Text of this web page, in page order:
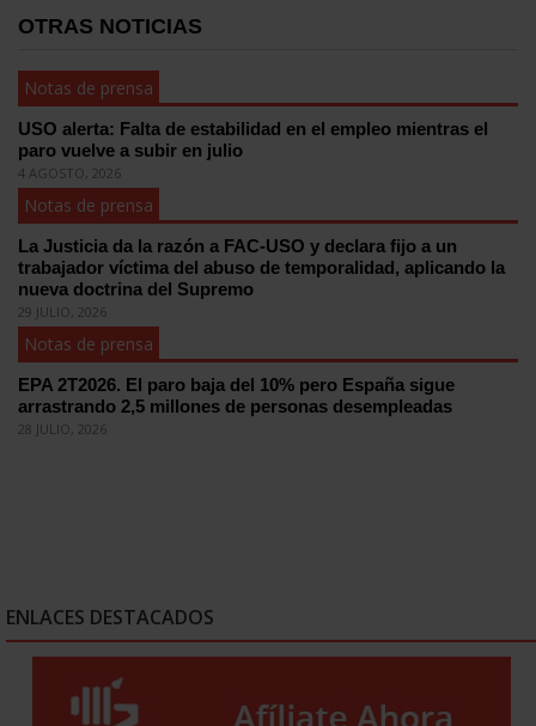
OTRAS NOTICIAS
Notas de prensa
USO alerta: Falta de estabilidad en el empleo mientras el
paro vuelve a subir en julio
4 AGOSTO, 2026
Notas de prensa
La Justicia da la razón a FAC-USO y declara fijo a un
trabajador víctima del abuso de temporalidad, aplicando la
nueva doctrina del Supremo
29 JULIO, 2026
Notas de prensa
EPA 2T2026. El paro baja del 10% pero España sigue
arrastrando 2,5 millones de personas desempleadas
28 JULIO, 2026
ENLACES DESTACADOS